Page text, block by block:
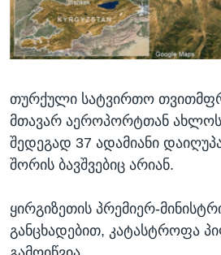
ᲡᲢᲣᲓᲘᲐ ᲕᲐᲨᲘᲜᲒᲢᲝᲜᲘ
ᲔᲙᲝᲜᲝᲛᲘᲙᲐ
ᲯᲐᲜᲛᲠᲗᲔᲚᲝᲑᲐ
ᲘᲜᲢᲔᲠᲕᲘᲣ
ᲙᲣᲚᲢᲣᲠᲐ
ᲒᲐᲚᲘᲚᲔᲝ
Learning English
ენები
თურქული სატვირთო
მთავარ აეროპორტთან
შედეგად 37 ადამიანი
შორის ბავშვებიც არიან.
ყირგიზეთის პრემიერ-
განცხადებით, კატასტროფა